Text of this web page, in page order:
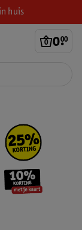
huis
0.
00